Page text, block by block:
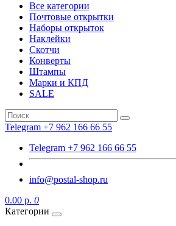
Все категории
Почтовые открытки
Наборы открыток
Наклейки
Скотчи
Конверты
Штампы
Марки и КПД
SALE
Telegram +7 962 166 66 55
Telegram +7 962 166 66 55
info@postal-shop.ru
0.00 р. 0
Категории